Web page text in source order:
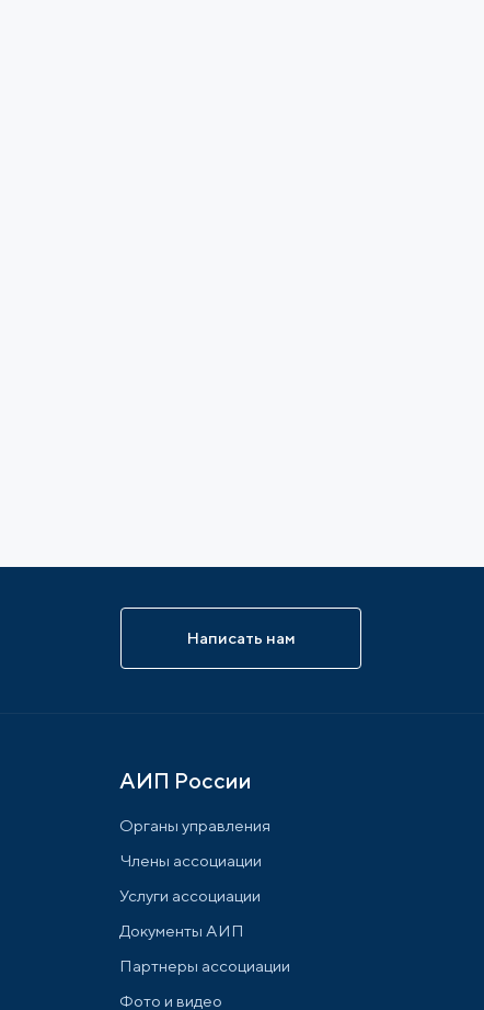
Написать нам
АИП России
Органы управления
Члены ассоциации
Услуги ассоциации
Документы АИП
Партнеры ассоциации
Фото и видео